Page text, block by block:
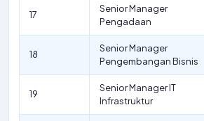
17
Senior Manager
Pengadaan
18
Senior Manager
Pengembangan Bisnis
19
Senior Manager IT
Infrastruktur